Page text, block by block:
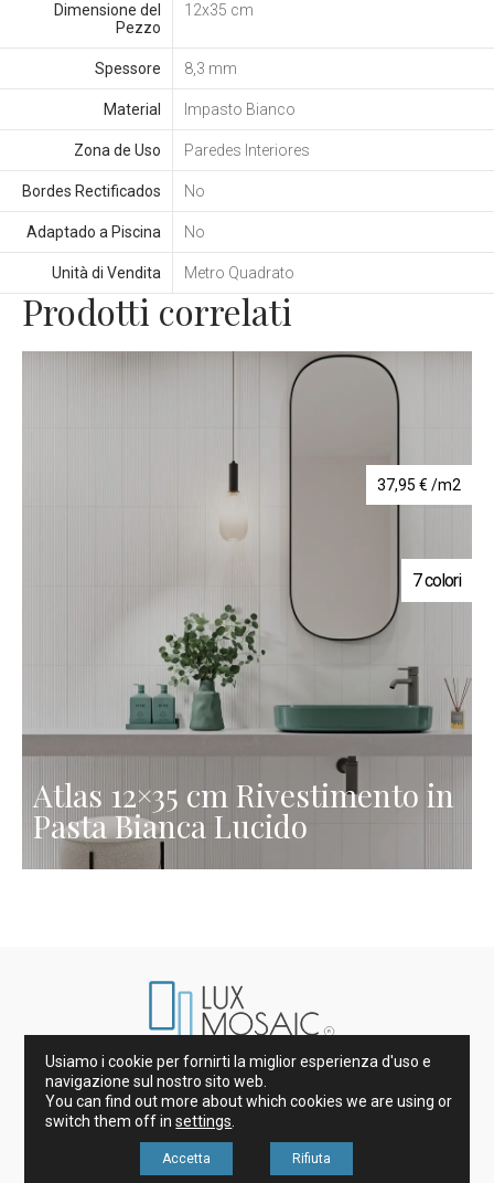
Dimensione del
Pezzo
12x35 cm
Spessore 8,3 mm
Material Impasto Bianco
Zona de Uso Paredes Interiores
Bordes Rectificados No
Adaptado a Piscina No
Unità di Vendita Metro Quadrato
Prodotti correlati
37,95 € /m2
7 colori
Atlas 12×35 cm Rivestimento in
Pasta Bianca Lucido
Marmi di Spagna e d’Italia
Gres porcellanato e Piastrelle
Gres
Decorazione
Piani Cucina
Usiamo i cookie per fornirti la miglior esperienza d'uso e
navigazione sul nostro sito web.
You can find out more about which cookies we are using or
switch them off insettings
Accetta Rifiuta